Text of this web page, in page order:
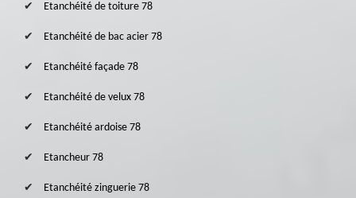
Etanchéité de toiture 78
Etanchéité de bac acier 78
Etanchéité façade 78
Etanchéité de velux 78
Etanchéité ardoise 78
Etancheur 78
Etanchéité zinguerie 78